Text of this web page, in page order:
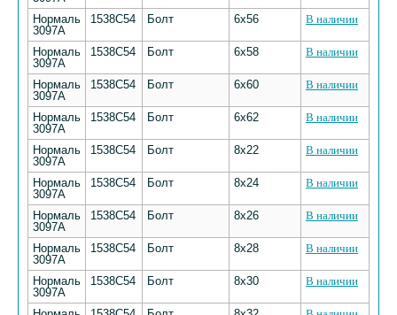
Нормаль
3097А
1538С54 Болт 6х56 В наличии
Нормаль
3097А
1538С54 Болт 6х58 В наличии
Нормаль
3097А
1538С54 Болт 6х60 В наличии
Нормаль
3097А
1538С54 Болт 6х62 В наличии
Нормаль
3097А
1538С54 Болт 8х22 В наличии
Нормаль
3097А
1538С54 Болт 8х24 В наличии
Нормаль
3097А
1538С54 Болт 8х26 В наличии
Нормаль
3097А
1538С54 Болт 8х28 В наличии
Нормаль
3097А
1538С54 Болт 8х30 В наличии